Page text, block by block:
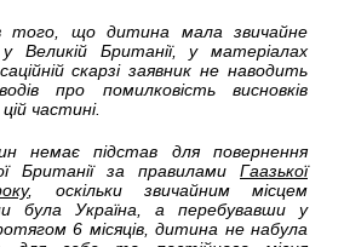
того, що дитина мала звичайне
Великій Британії, у матеріалах
скарзі заявник не наводить
про помилковість висновків
частині.
немає підстав для повернення
Британії за правилами Гаазької
, оскільки звичайним місцем
була Україна, а перебувавши у
6 місяців, дитина не набула